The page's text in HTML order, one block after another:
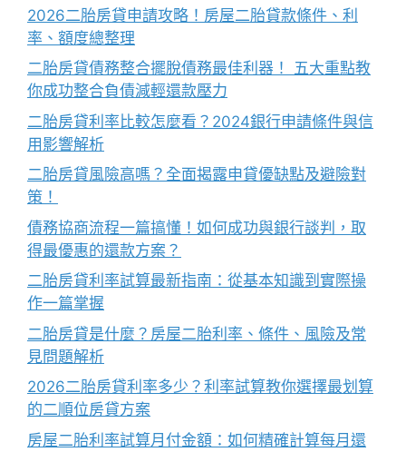
2026二胎房貸申請攻略！房屋二胎貸款條件、利
率、額度總整理
二胎房貸債務整合擺脫債務最佳利器！ 五大重點教
你成功整合負債減輕還款壓力
二胎房貸利率比較怎麼看？2024銀行申請條件與信
用影響解析
二胎房貸風險高嗎？全面揭露申貸優缺點及避險對
策！
債務協商流程一篇搞懂！如何成功與銀行談判，取
得最優惠的還款方案？
二胎房貸利率試算最新指南：從基本知識到實際操
作一篇掌握
二胎房貸是什麼？房屋二胎利率、條件、風險及常
見問題解析
2026二胎房貸利率多少？利率試算教你選擇最划算
的二順位房貸方案
房屋二胎利率試算月付金額：如何精確計算每月還